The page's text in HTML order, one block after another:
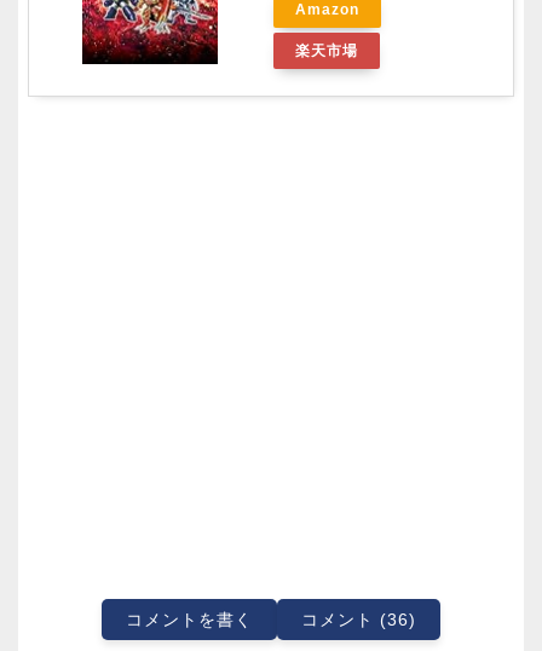
Amazon
楽天市場
コメントを書く コメント (36)